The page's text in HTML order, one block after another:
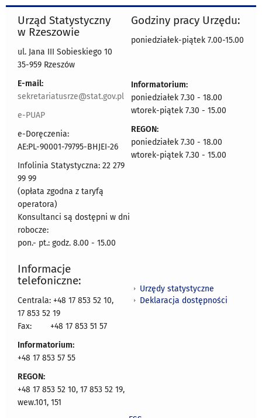
Urząd Statystyczny
w Rzeszowie
ul. Jana III Sobieskiego 10
35-959 Rzeszów
E-mail:
sekretariatusrze@stat.gov.pl
e-PUAP
e-Doręczenia:
AE:PL-90001-79795-BHJEI-26
Infolinia Statystyczna: 22 279
99 99
(opłata zgodna z taryfą
operatora)
Konsultanci są dostępni w dni
robocze:
pon.- pt.: godz. 8.00 - 15.00
Godziny pracy Urzędu:
poniedziałek-piątek 7.00-15.00
Informatorium:
poniedziałek 7.30 - 18.00
wtorek-piątek 7.30 - 15.00
REGON:
poniedziałek 7.30 - 18.00
wtorek-piątek 7.30 - 15.00
Informacje
telefoniczne:
Centrala: +48 17 853 52 10,
17 853 52 19
Fax:
+48 17 853 51 57
Informatorium:
+48 17 853 57 55
REGON:
+48 17 853 52 10, 17 853 52 19,
wew.101, 151
Urzędy statystyczne
Deklaracja dostępności